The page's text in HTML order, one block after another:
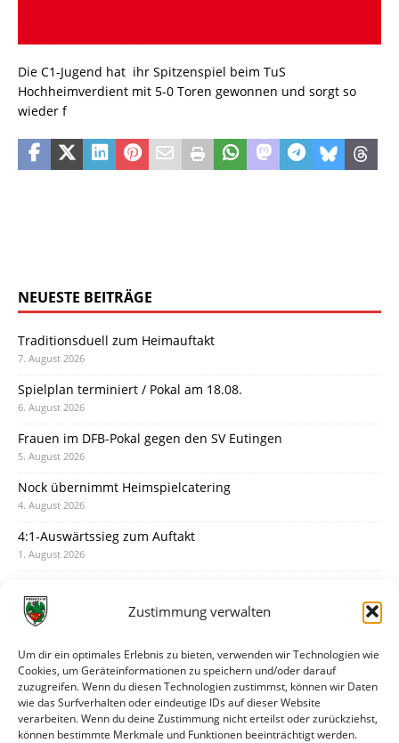
Zustimmung verwalten
Um dir ein optimales Erlebnis zu bieten, verwenden wir Technologien wie
Cookies, um Geräteinformationen zu speichern und/oder darauf
zuzugreifen. Wenn du diesen Technologien zustimmst, können wir Daten
wie das Surfverhalten oder eindeutige IDs auf dieser Website
verarbeiten. Wenn du deine Zustimmung nicht erteilst oder zurückziehst,
können bestimmte Merkmale und Funktionen beeinträchtigt werden.
Die C1-Jugend hat ihr Spitzenspiel beim TuS
Hochheimverdient mit 5-0 Toren gewonnen und sorgt so
wieder f
NEUESTE BEITRÄGE
Traditionsduell zum Heimauftakt
7. August 2026
Spielplan terminiert / Pokal am 18.08.
6. August 2026
Frauen im DFB-Pokal gegen den SV Eutingen
5. August 2026
Nock übernimmt Heimspielcatering
4. August 2026
4:1-Auswärtssieg zum Auftakt
1. August 2026
31. Juli 2026
30. Juli 2026
Deine Spielminute: 89+1
28. Juli 2026
Neuer Rückensponsor